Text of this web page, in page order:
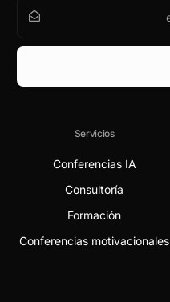
Servicios
Conferencias IA
Consultoría
Formación
Conferencias motivacionales